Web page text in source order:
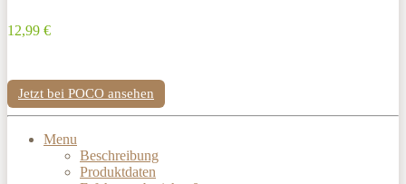
12,99 €
Jetzt bei POCO ansehen
Menu
Beschreibung
Produktdaten